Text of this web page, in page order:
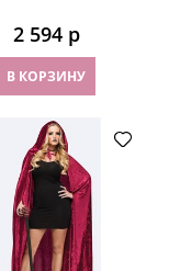
2 594 р
В КОРЗИНУ